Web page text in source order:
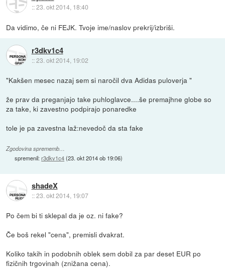
::23. okt 2014, 18:40
Da vidimo, če ni FEJK. Tvoje ime/naslov prekrij/izbriši.
r3dkv1c4
::23. okt 2014, 19:02
"Kakšen mesec nazaj sem si naročil dva Adidas puloverja "
že prav da preganjajo take puhloglavce....še premajhne globe so
za take, ki zavestno podpirajo ponaredke
tole je pa zavestna laž:nevedoč da sta fake
Zgodovina sprememb…
spremenil:r3dkv1c4(23. okt 2014 ob 19:06)
shadeX
::23. okt 2014, 19:07
Po čem bi ti sklepal da je oz. ni fake?
Če boš rekel "cena", premisli dvakrat.
Koliko takih in podobnih oblek sem dobil za par deset EUR po
fizičnih trgovinah (znižana cena).